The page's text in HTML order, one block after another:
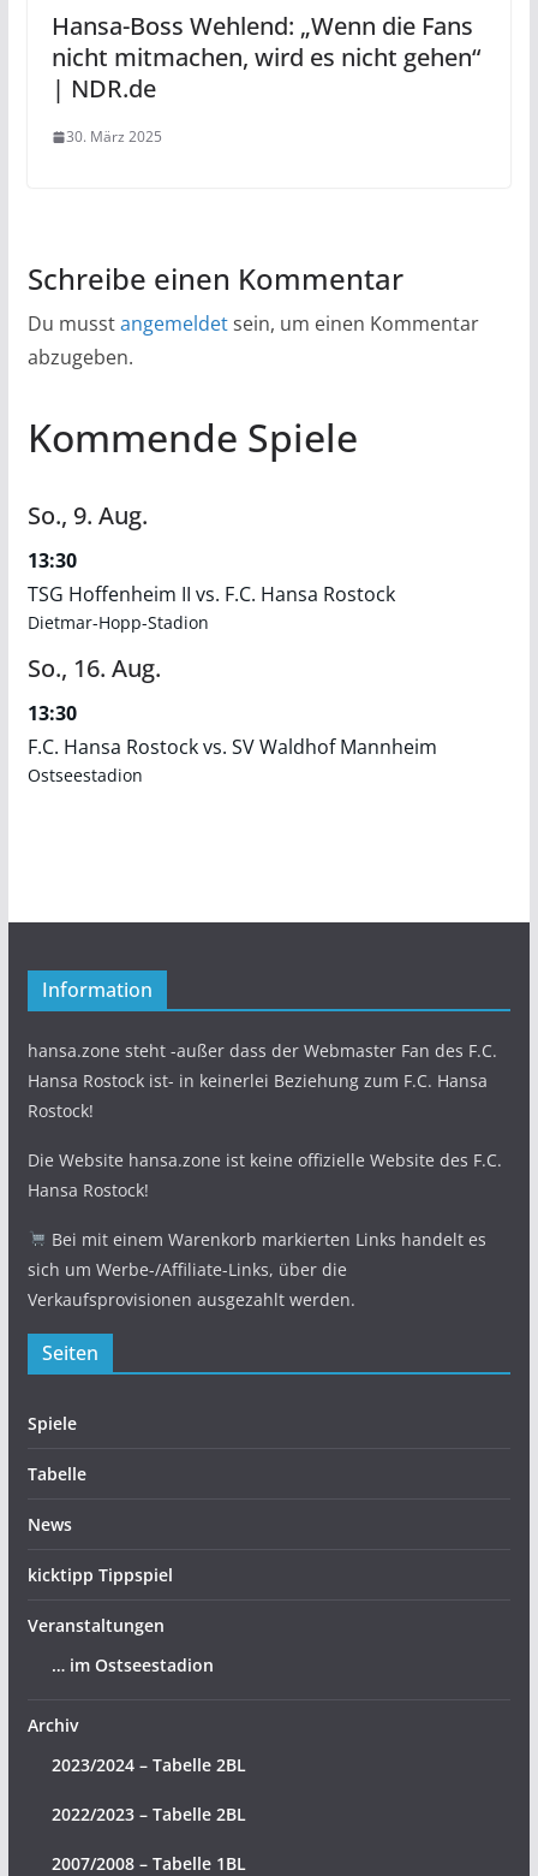
Hansa-Boss Wehlend: „Wenn die Fans
nicht mitmachen, wird es nicht gehen“
| NDR.de
30. März 2025
Schreibe einen Kommentar
Du musstangemeldetsein, um einen Kommentar
abzugeben.
Kommende Spiele
So., 9. Aug.
13:30
TSG Hoffenheim II vs. F.C. Hansa Rostock
Dietmar-Hopp-Stadion
So., 16. Aug.
13:30
F.C. Hansa Rostock vs. SV Waldhof Mannheim
Ostseestadion
Information
hansa.zone steht -außer dass der Webmaster Fan des F.C.
Hansa Rostock ist- in keinerlei Beziehung zum F.C. Hansa
Rostock!
Die Website hansa.zone ist keine offizielle Website des F.C.
Hansa Rostock!
Bei mit einem Warenkorb markierten Links handelt es
sich um Werbe-/Affiliate-Links, über die
Verkaufsprovisionen ausgezahlt werden.
Seiten
Spiele
Tabelle
News
kicktipp Tippspiel
Veranstaltungen
… im Ostseestadion
Archiv
2023/2024 – Tabelle 2BL
2022/2023 – Tabelle 2BL
2007/2008 – Tabelle 1BL